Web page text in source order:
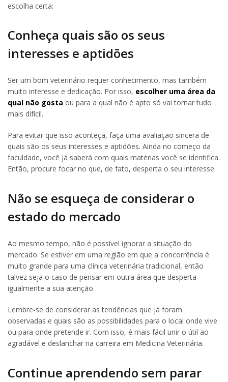
escolha certa:
Conheça quais são os seus
interesses e aptidões
Ser um bom veterinário requer conhecimento, mas também
muito interesse e dedicação. Por isso, escolher uma área da
qual não gosta ou para a qual não é apto só vai tornar tudo
mais difícil.
Para evitar que isso aconteça, faça uma avaliação sincera de
quais são os seus interesses e aptidões. Ainda no começo da
faculdade, você já saberá com quais matérias você se identifica.
Então, procure focar no que, de fato, desperta o seu interesse.
Não se esqueça de considerar o
estado do mercado
Ao mesmo tempo, não é possível ignorar a situação do
mercado. Se estiver em uma região em que a concorrência é
muito grande para uma clínica veterinária tradicional, então
talvez seja o caso de pensar em outra área que desperta
igualmente a sua atenção.
Lembre-se de considerar as tendências que já foram
observadas e quais são as possibilidades para o local onde vive
ou para onde pretende ir. Com isso, é mais fácil unir o útil ao
agradável e deslanchar na carreira em Medicina Veterinária.
Continue aprendendo sem parar